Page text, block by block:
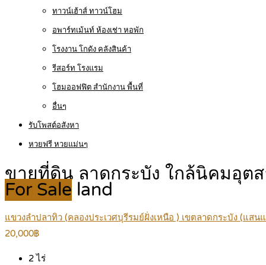
ทาวน์เฮ้าส์ ทาวน์โฮม
อพาร์ทเม้นท์ ห้องเช่า หอพัก
โรงงาน โกดัง คลังสินค้า
รีสอร์ท โรงแรม
โฮมออฟฟิต สำนักงาน พื้นที่
อื่นๆ
รับโพสต์อสังหา
หวยฟรี หวยแม่นๆ
ขายที่ดิน ลาดกระบัง ใกล้นิคมอุต
For Sale land
แขวงลำปลาทิว (คลองประเวศบุรีรมย์ฝั่งเหนือ ) เขตลาดกระบัง (แส
20,000฿
2ไร่